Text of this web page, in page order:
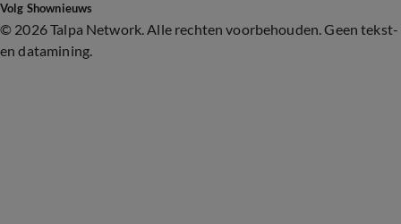
Volg Shownieuws
© 2026 Talpa Network. Alle rechten voorbehouden. Geen tekst-
en datamining.